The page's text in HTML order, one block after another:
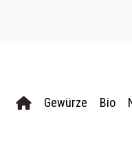
Gewürze Bio